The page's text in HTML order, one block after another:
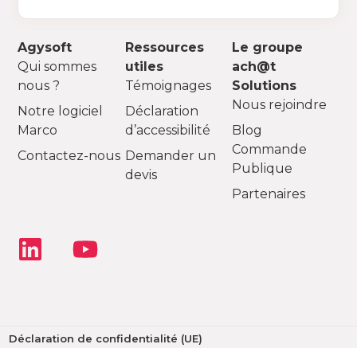
Agysoft
Qui sommes
nous ?
Notre logiciel
Marco
Contactez-nous
Ressources
utiles
Témoignages
Déclaration
d’accessibilité
Demander un
devis
Le groupe
ach@t
Solutions
Nous rejoindre
Blog
Commande
Publique
Partenaires
Déclaration de confidentialité (UE)